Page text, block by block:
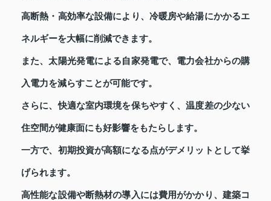
高断熱・高効率な設備により、冷暖房や給湯にかかるエ
ネルギーを大幅に削減できます。
また、太陽光発電による自家発電で、電力会社からの購
入電力を減らすことが可能です。
さらに、快適な室内環境を保ちやすく、温度差の少ない
住空間が健康面にも好影響をもたらします。
一方で、初期投資が高額になる点がデメリットとして挙
げられます。
高性能な設備や断熱材の導入には費用がかかり、建築コ